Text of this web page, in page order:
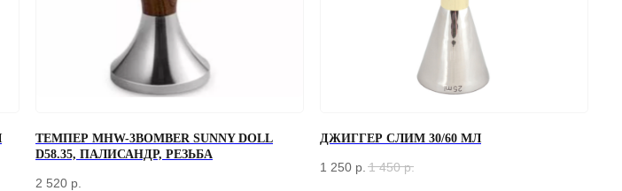
ТЕМПЕР MHW-3BOMBER SUNNY DOLL
D58.35, ПАЛИСАНДР, РЕЗЬБА
2 520 р.
ДЖИГГЕР СЛИМ 30/60 МЛ
1 250 р. 1 450 р.